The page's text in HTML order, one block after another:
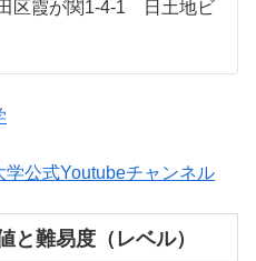
区霞が関1-4-1 日土地ビ
学公式Youtubeチャンネル
と難易度（レベル）